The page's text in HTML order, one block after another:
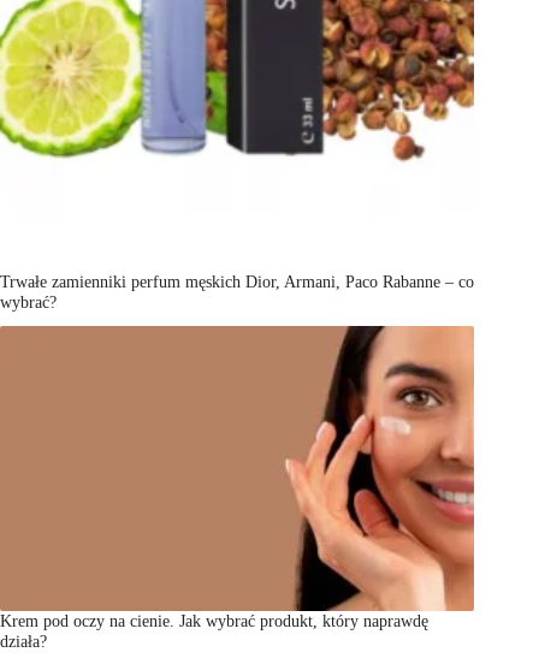
Trwałe zamienniki perfum męskich Dior, Armani, Paco Rabanne – co
wybrać?
Krem pod oczy na cienie. Jak wybrać produkt, który naprawdę
działa?